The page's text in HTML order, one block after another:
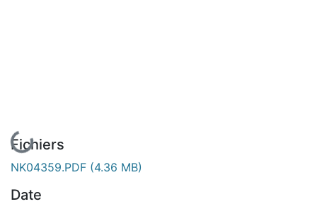
En cours de chargement...
Fichiers
NK04359.PDF (4.36 MB)
Date